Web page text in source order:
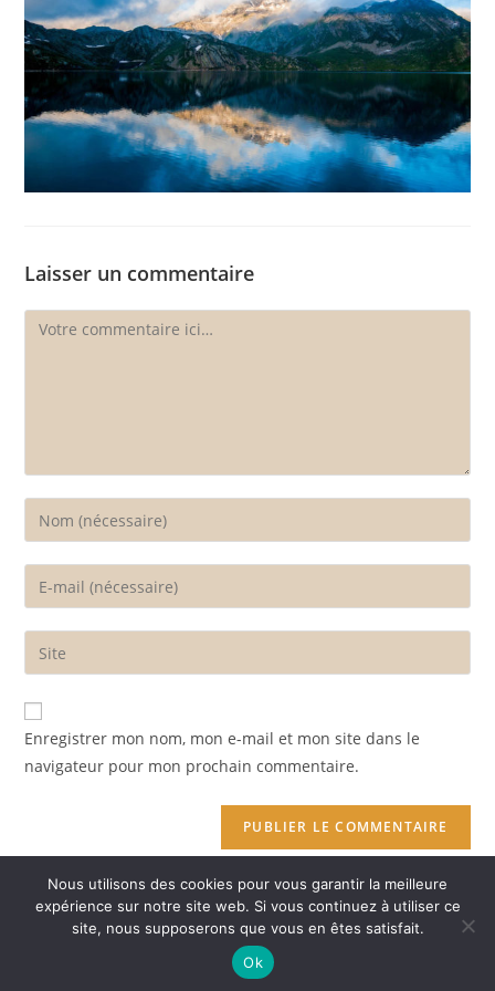
Laisser un commentaire
Comment
Enter
your
name
comment
Enter
your
email
address
comment
Enter
your
website
URL
(optional)
Enregistrer mon nom, mon e-mail et mon site dans le
navigateur pour mon prochain commentaire.
Copyright Patas-monkey 2021 - OceanWP Theme by Nick
Nous utilisons des cookies pour vous garantir la meilleure
expérience sur notre site web. Si vous continuez à utiliser ce
site, nous supposerons que vous en êtes satisfait.
Ok